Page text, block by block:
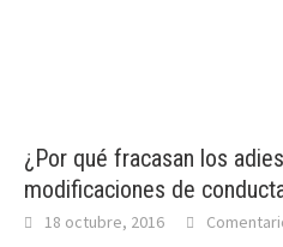
¿Por qué fracasan los
modificaciones de
18 octubre, 2016